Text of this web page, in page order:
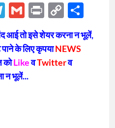
Telegram
Gmail
Print
Copy
Link
आई तो इसे शेयर करना न भूलें,
के लिए कृपयाNEWS
कोLikeवTwitterव
न भूलें...